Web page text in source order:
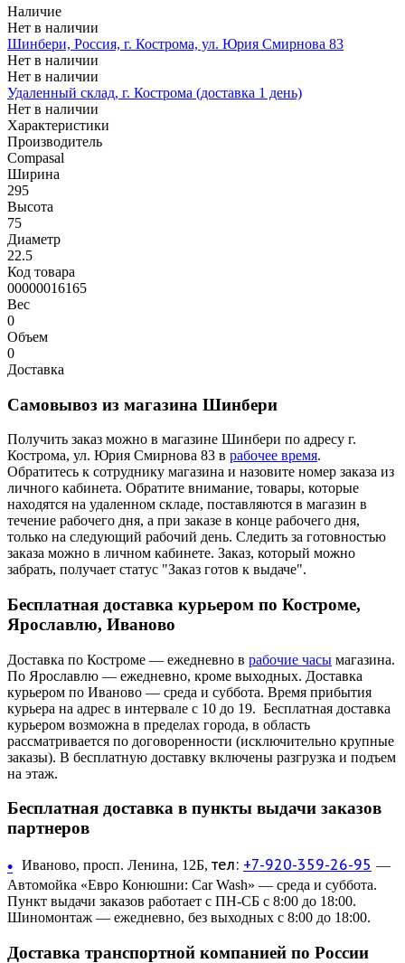
Наличие
Нет в наличии
Шинбери, Россия, г. Кострома, ул. Юрия Смирнова 83
Нет в наличии
Нет в наличии
Удаленный склад, г. Кострома (доставка 1 день)
Нет в наличии
Характеристики
Производитель
Compasal
Ширина
295
Высота
75
Диаметр
22.5
Код товара
00000016165
Вес
0
Объем
0
Доставка
Самовывоз из магазина Шинбери
Получить заказ можно в магазине Шинбери по адресу г.
Кострома, ул. Юрия Смирнова 83 в рабочее время.
Обратитесь к сотруднику магазина и назовите номер заказа из
личного кабинета. Обратите внимание, товары, которые
находятся на удаленном складе, поставляются в магазин в
течение рабочего дня, а при заказе в конце рабочего дня,
только на следующий рабочий день. Следить за готовностью
заказа можно в личном кабинете. Заказ, который можно
забрать, получает статус "Заказ готов к выдаче".
Бесплатная доставка курьером по Костроме,
Ярославлю, Иваново
Доставка по Костроме — ежедневно в рабочие часы магазина.
По Ярославлю — ежедневно, кроме выходных. Доставка
курьером по Иваново — среда и суббота. Время прибытия
курьера на адрес в интервале с 10 до 19. Бесплатная доставка
курьером возможна в пределах города, в область
рассматривается по договоренности (исключительно крупные
заказы). В бесплатную доставку включены разгрузка и подъем
на этаж.
Бесплатная доставка в пункты выдачи заказов
партнеров
• Иваново, просп. Ленина, 12Б, тел: +7-920-359-26-95 —
Автомойка «Евро Конюшни: Car Wash» — среда и суббота.
Пункт выдачи заказов работает с ПН-СБ с 8:00 до 18:00.
Шиномонтаж — ежедневно, без выходных с 8:00 до 18:00.
Доставка транспортной компанией по России